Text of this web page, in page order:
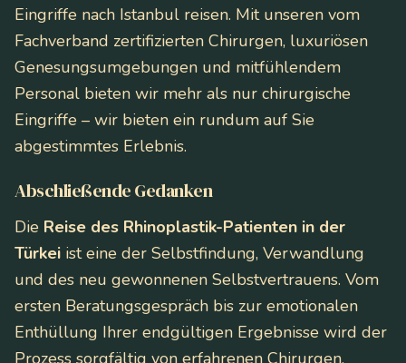
Eingriffe nach Istanbul reisen. Mit unseren vom
Fachverband zertifizierten Chirurgen, luxuriösen
Genesungsumgebungen und mitfühlendem
Personal bieten wir mehr als nur chirurgische
Eingriffe – wir bieten ein rundum auf Sie
abgestimmtes Erlebnis.
Abschließende Gedanken
Die Reise des Rhinoplastik-Patienten in der
Türkei ist eine der Selbstfindung, Verwandlung
und des neu gewonnenen Selbstvertrauens. Vom
ersten Beratungsgespräch bis zur emotionalen
Enthüllung Ihrer endgültigen Ergebnisse wird der
Prozess sorgfältig von erfahrenen Chirurgen,